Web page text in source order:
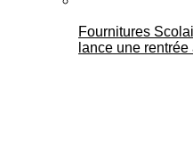
Fournitures
lance une